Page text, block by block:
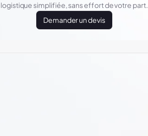
logistique simplifiée, sans effort de votre part.
Demander un devis